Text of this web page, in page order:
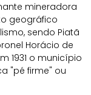
mineradora
geográfico
sendo Piatã
Horácio de
1931 o município
"pé firme" ou